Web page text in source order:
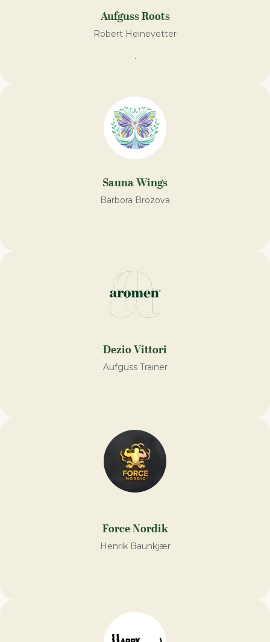
Aufguss Roots
Robert Heinevetter
.
Sauna Wings
Barbora Brozova
Dezio Vittori
Aufguss Trainer
Force Nordik
Henrik Baunkjær